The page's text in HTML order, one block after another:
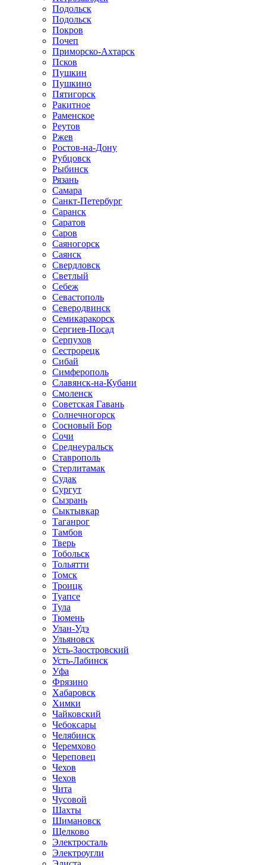
Подольск
Подольск
Покров
Почеп
Приморско-Ахтарск
Псков
Пушкин
Пушкино
Пятигорск
Ракитное
Раменское
Реутов
Ржев
Ростов-на-Дону
Рубцовск
Рыбинск
Рязань
Самара
Санкт-Петербург
Саранск
Саратов
Саров
Саяногорск
Саянск
Свердловск
Светлый
Себеж
Севастополь
Северодвинск
Семикаракорск
Сергиев-Посад
Серпухов
Сестрорецк
Сибай
Симферополь
Славянск-на-Кубани
Смоленск
Советская Гавань
Солнечногорск
Сосновый Бор
Сочи
Среднеуральск
Ставрополь
Стерлитамак
Судак
Сургут
Сызрань
Сыктывкар
Таганрог
Тамбов
Тверь
Тобольск
Тольятти
Томск
Троицк
Туапсе
Тула
Тюмень
Улан-Удэ
Ульяновск
Усть-Заостровский
Усть-Лабинск
Уфа
Фрязино
Хабаровск
Химки
Чайковский
Чебоксары
Челябинск
Черемхово
Череповец
Чехов
Чехов
Чита
Чусовой
Шахты
Шимановск
Щелково
Электросталь
Электроугли